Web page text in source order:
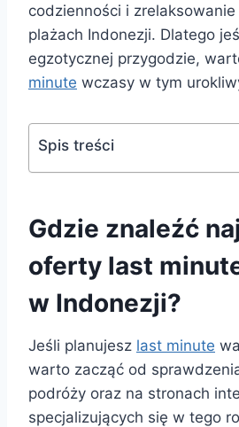
codzienności i
plażach Indonezji. Dlatego
egzotycznej przygodzie,
minute wczasy w tym
Spis treści
Gdzie znaleźć
oferty last
w Indonezji?
Jeśli planujesz last minute
warto zacząć od
podróży oraz na stronach
specjalizujących się w tego